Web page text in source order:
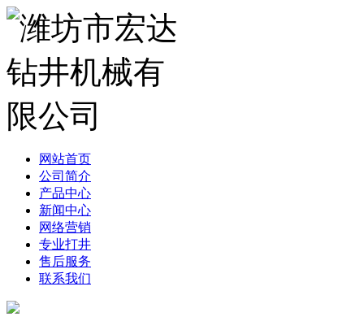
网站首页
公司简介
产品中心
新闻中心
网络营销
专业打井
售后服务
联系我们